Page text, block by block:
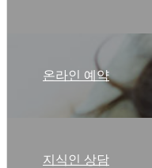
온라인 예약
지식인 상담